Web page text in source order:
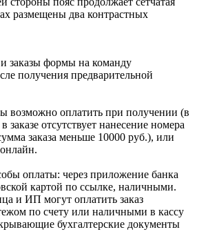
размещены два контрастных
заказы формы на команду
получения предварительной
возможно оплатить при получении (в
заказе отсутствует нанесение номера
заказа меньше 10000 руб.), или
оплаты: через приложение банка
картой по ссылке, наличными.
и ИП могут оплатить заказ
по счету или наличными в кассу
бухгалтерские документы